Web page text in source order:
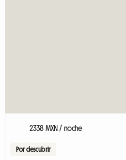
2338 MXN / noche
Por descubrir